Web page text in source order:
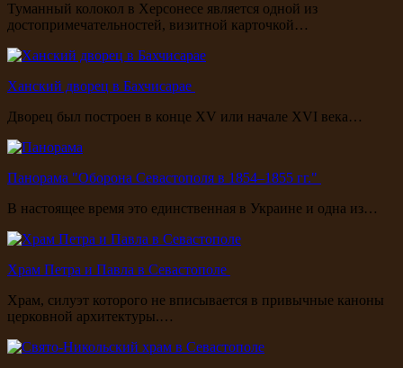
Туманный колокол в Херсонесе является одной из
достопримечательностей, визитной карточкой…
Ханский дворец в Бахчисарае
Дворец был построен в конце XV или начале XVI века…
Панорама "Оборона Севастополя в 1854–1855 гг."
В настоящее время это единственная в Украине и одна из…
Храм Петра и Павла в Севастополе
Храм, силуэт которого не вписывается в привычные каноны
церковной архитектуры.…